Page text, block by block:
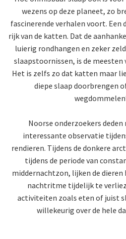
wezens op deze planeet, zo
fascinerende verhalen voort.
rijk van de katten. Dat de
luierig rondhangen en zeker
slaapstoornissen, is de meesten
Het is zelfs zo dat katten maar
diepe slaap doorbrengen
Noorse onderzoekers deden
interessante observatie
rendieren. Tijdens de donkere
tijdens de periode van
middernachtzon, lijken de
nachtritme tijdelijk te
activiteiten zoals eten of juist
willekeurig over de hele